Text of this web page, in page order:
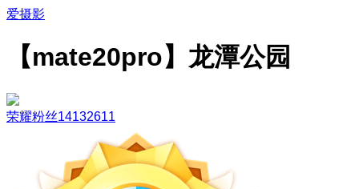
爱摄影
【mate20pro】龙潭公园
荣耀粉丝14132611